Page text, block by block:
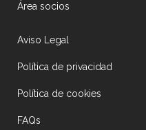
Área socios
Aviso Legal
Política de privacidad
Política de cookies
FAQs